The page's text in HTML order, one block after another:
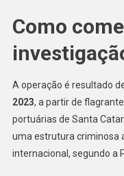
Como
A operação é resultado
2023, a partir de
portuárias de Santa
uma estrutura criminosa
internacional, segundo a